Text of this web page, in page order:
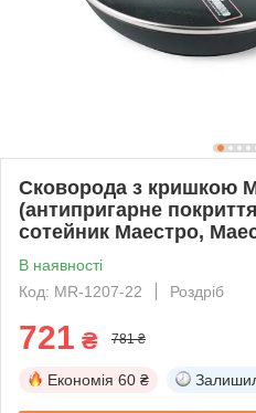
Сковорода з кришкою
(антипригарне
сотейник Маестро,
В наявності
Код: MR-1207-22
Роздріб
721 ₴ 781 ₴
Економія 60 ₴